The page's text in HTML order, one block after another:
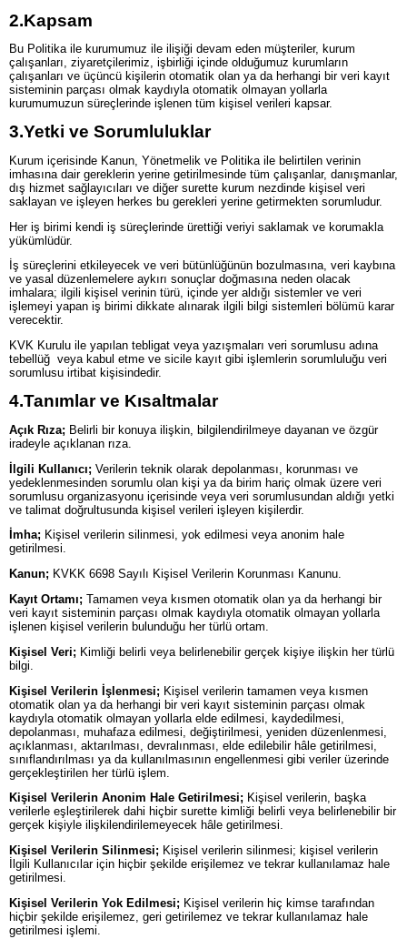
2.Kapsam
Bu Politika ile kurumumuz ile ilişiği devam eden müşteriler, kurum
çalışanları, ziyaretçilerimiz, işbirliği içinde olduğumuz kurumların
çalışanları ve üçüncü kişilerin otomatik olan ya da herhangi bir veri kayıt
sisteminin parçası olmak kaydıyla otomatik olmayan yollarla
kurumumuzun süreçlerinde işlenen tüm kişisel verileri kapsar.
3.Yetki ve Sorumluluklar
Kurum içerisinde Kanun, Yönetmelik ve Politika ile belirtilen verinin
imhasına dair gereklerin yerine getirilmesinde tüm çalışanlar, danışmanlar,
dış hizmet sağlayıcıları ve diğer surette kurum nezdinde kişisel veri
saklayan ve işleyen herkes bu gerekleri yerine getirmekten sorumludur.
Her iş birimi kendi iş süreçlerinde ürettiği veriyi saklamak ve korumakla
yükümlüdür.
İş süreçlerini etkileyecek ve veri bütünlüğünün bozulmasına, veri kaybına
ve yasal düzenlemelere aykırı sonuçlar doğmasına neden olacak
imhalara; ilgili kişisel verinin türü, içinde yer aldığı sistemler ve veri
işlemeyi yapan iş birimi dikkate alınarak ilgili bilgi sistemleri bölümü karar
verecektir.
KVK Kurulu ile yapılan tebligat veya yazışmaları veri sorumlusu adına
tebellüğ veya kabul etme ve sicile kayıt gibi işlemlerin sorumluluğu veri
sorumlusu irtibat kişisindedir.
4.Tanımlar ve Kısaltmalar
Açık Rıza; Belirli bir konuya ilişkin, bilgilendirilmeye dayanan ve özgür
iradeyle açıklanan rıza.
İlgili Kullanıcı; Verilerin teknik olarak depolanması, korunması ve
yedeklenmesinden sorumlu olan kişi ya da birim hariç olmak üzere veri
sorumlusu organizasyonu içerisinde veya veri sorumlusundan aldığı yetki
ve talimat doğrultusunda kişisel verileri işleyen kişilerdir.
İmha; Kişisel verilerin silinmesi, yok edilmesi veya anonim hale
getirilmesi.
Kanun; KVKK 6698 Sayılı Kişisel Verilerin Korunması Kanunu.
Kayıt Ortamı; Tamamen veya kısmen otomatik olan ya da herhangi bir
veri kayıt sisteminin parçası olmak kaydıyla otomatik olmayan yollarla
işlenen kişisel verilerin bulunduğu her türlü ortam.
Kişisel Veri; Kimliği belirli veya belirlenebilir gerçek kişiye ilişkin her türlü
bilgi.
Kişisel Verilerin İşlenmesi; Kişisel verilerin tamamen veya kısmen
otomatik olan ya da herhangi bir veri kayıt sisteminin parçası olmak
kaydıyla otomatik olmayan yollarla elde edilmesi, kaydedilmesi,
depolanması, muhafaza edilmesi, değiştirilmesi, yeniden düzenlenmesi,
açıklanması, aktarılması, devralınması, elde edilebilir hâle getirilmesi,
sınıflandırılması ya da kullanılmasının engellenmesi gibi veriler üzerinde
gerçekleştirilen her türlü işlem.
Kişisel Verilerin Anonim Hale Getirilmesi; Kişisel verilerin, başka
verilerle eşleştirilerek dahi hiçbir surette kimliği belirli veya belirlenebilir bir
gerçek kişiyle ilişkilendirilemeyecek hâle getirilmesi.
Kişisel Verilerin Silinmesi; Kişisel verilerin silinmesi; kişisel verilerin
İlgili Kullanıcılar için hiçbir şekilde erişilemez ve tekrar kullanılamaz hale
getirilmesi.
Kişisel Verilerin Yok Edilmesi; Kişisel verilerin hiç kimse tarafından
hiçbir şekilde erişilemez, geri getirilemez ve tekrar kullanılamaz hale
getirilmesi işlemi.